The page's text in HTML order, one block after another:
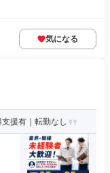
気になる
援有｜転勤なし